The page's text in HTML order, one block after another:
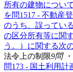
所有の建物につい
を問1517 - 不動産
のうち、誤ってい
の区分所有等に関
う。）に関する次
法令上の制限9問
問173 - 国土利用計